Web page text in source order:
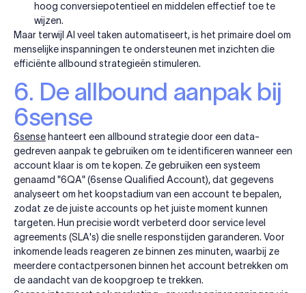
hoog conversiepotentieel en middelen effectief toe te
wijzen.
Maar terwijl AI veel taken automatiseert, is het primaire doel om
menselijke inspanningen te ondersteunen met inzichten die
efficiënte allbound strategieën stimuleren.
6. De allbound aanpak bij
6sense
6sense hanteert een allbound strategie door een data-
gedreven aanpak te gebruiken om te identificeren wanneer een
account klaar is om te kopen. Ze gebruiken een systeem
genaamd "6QA" (6sense Qualified Account), dat gegevens
analyseert om het koopstadium van een account te bepalen,
zodat ze de juiste accounts op het juiste moment kunnen
targeten. Hun precisie wordt verbeterd door service level
agreements (SLA's) die snelle responstijden garanderen. Voor
inkomende leads reageren ze binnen zes minuten, waarbij ze
meerdere contactpersonen binnen het account betrekken om
de aandacht van de koopgroep te trekken.